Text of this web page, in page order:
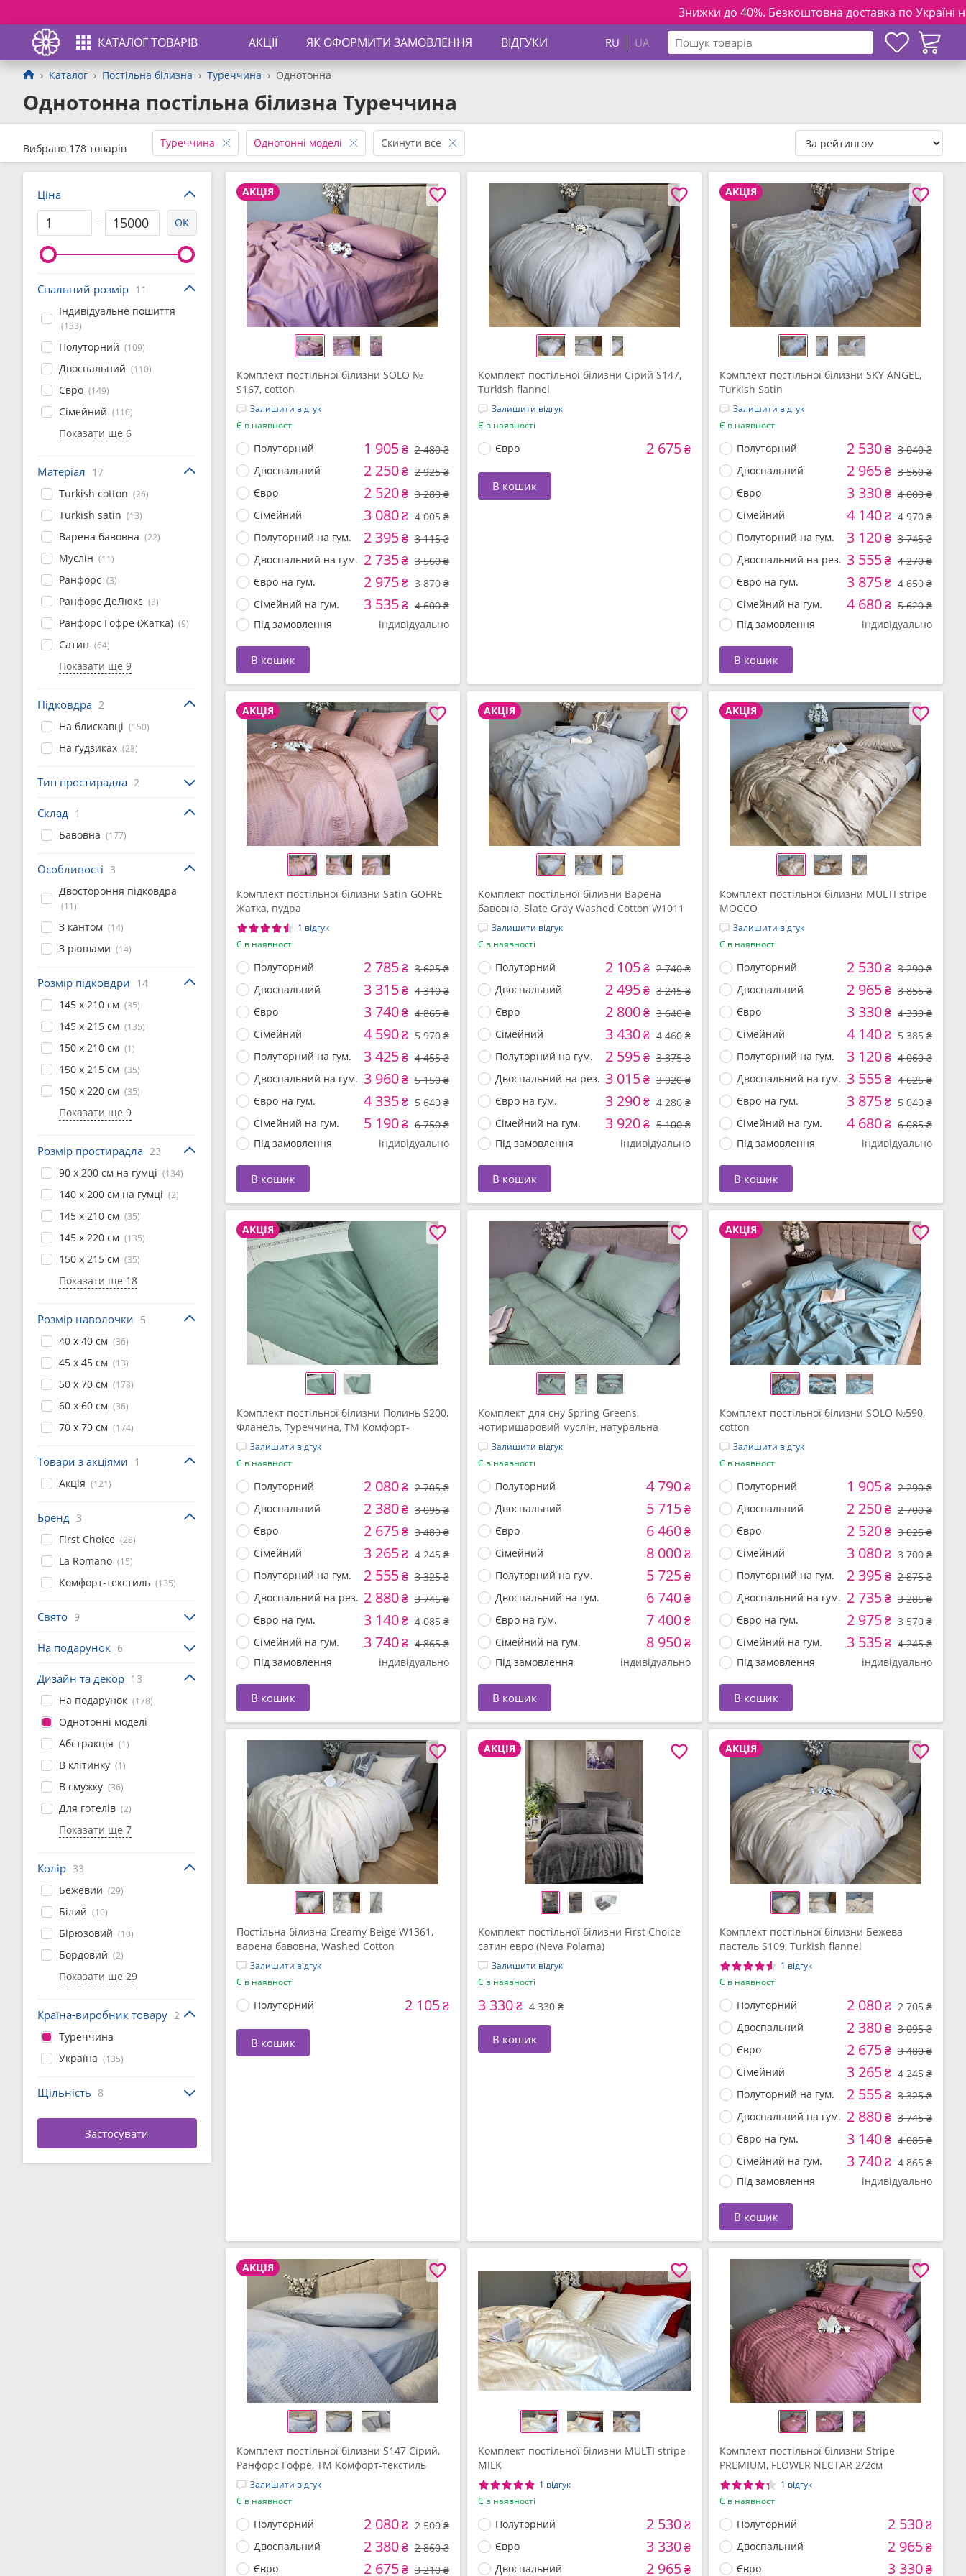
Знижки до 40%. Безкоштовна доставка по Україні на замовлення
КАТАЛОГ ТОВАРІВ
АКЦІЇ ЯК ОФОРМИТИ ЗАМОВЛЕННЯ ВІДГУКИ RU UA
Каталог Постільна білизна Туреччина Однотонна
Однотонна постільна білизна Туреччина
Вибрано 178 товарів Туреччина Однотонні моделі Скинути все
АКЦІЯ
Комплект постільної білизни SOLO №
S167, cotton
Залишити відгук
Є в наявності
Полуторний 1 905₴ 2 480 ₴
Двоспальний
2 250₴ 2 925 ₴
Євро
2 520₴ 3 280 ₴
Сімейний
3 080₴ 4 005 ₴
Полуторний на гум.
2 395₴ 3 115 ₴
Двоспальний на гум. 2 735₴ 3 560 ₴
Євро на гум.
2 975₴ 3 870 ₴
Сімейний на гум.
3 535₴ 4 600 ₴
Під замовлення
індивідуально
В кошик
Комплект постільної білизни Сірий S147,
Turkish flannel
Залишити відгук
Є в наявності
Євро 2 675₴
В кошик
АКЦІЯ
Комплект постільної білизни SKY ANGEL,
Turkish Satin
Залишити відгук
Є в наявності
Полуторний 2 530₴ 3 040 ₴
Двоспальний
2 965₴ 3 560 ₴
Євро
3 330₴ 4 000 ₴
Сімейний
4 140₴ 4 970 ₴
Полуторний на гум.
3 120₴ 3 745 ₴
Двоспальний на рез. 3 555₴ 4 270 ₴
Євро на гум.
3 875₴ 4 650 ₴
Сімейний на гум.
4 680₴ 5 620 ₴
Під замовлення
індивідуально
В кошик
АКЦІЯ
Комплект постільної білизни Satin GOFRE
Жатка, пудра
1 відгук
Є в наявності
Полуторний 2 785₴ 3 625 ₴
Двоспальний
3 315₴ 4 310 ₴
Євро
3 740₴ 4 865 ₴
Сімейний
4 590₴ 5 970 ₴
Полуторний на гум.
3 425₴ 4 455 ₴
Двоспальний на гум. 3 960₴ 5 150 ₴
Євро на гум.
4 335₴ 5 640 ₴
Сімейний на гум.
5 190₴ 6 750 ₴
Під замовлення
індивідуально
В кошик
АКЦІЯ
Комплект постільної білизни Варена
бавовна, Slate Gray Washed Cotton W1011
Залишити відгук
Є в наявності
Полуторний 2 105₴ 2 740 ₴
Двоспальний
2 495₴ 3 245 ₴
Євро
2 800₴ 3 640 ₴
Сімейний
3 430₴ 4 460 ₴
Полуторний на гум.
2 595₴ 3 375 ₴
Двоспальний на рез. 3 015₴ 3 920 ₴
Євро на гум.
3 290₴ 4 280 ₴
Сімейний на гум.
3 920₴ 5 100 ₴
Під замовлення
індивідуально
В кошик
АКЦІЯ
Комплект постільної білизни MULTI stripe
MOCCO
Залишити відгук
Є в наявності
Полуторний 2 530₴ 3 290 ₴
Двоспальний
2 965₴ 3 855 ₴
Євро
3 330₴ 4 330 ₴
Сімейний
4 140₴ 5 385 ₴
Полуторний на гум.
3 120₴ 4 060 ₴
Двоспальний на гум. 3 555₴ 4 625 ₴
Євро на гум.
3 875₴ 5 040 ₴
Сімейний на гум.
4 680₴ 6 085 ₴
Під замовлення
індивідуально
В кошик
АКЦІЯ
Комплект постільної білизни Полинь S200,
Фланель, Туреччина, ТМ Комфорт-
текстиль
Залишити відгук
Є в наявності
Полуторний 2 080₴ 2 705 ₴
Двоспальний
2 380₴ 3 095 ₴
Євро
2 675₴ 3 480 ₴
Сімейний
3 265₴ 4 245 ₴
Полуторний на гум.
2 555₴ 3 325 ₴
Двоспальний на рез. 2 880₴ 3 745 ₴
Євро на гум.
3 140₴ 4 085 ₴
Сімейний на гум.
3 740₴ 4 865 ₴
Під замовлення
індивідуально
В кошик
Комплект для сну Spring Greens,
чотиришаровий муслін, натуральна
бавовна, ТМ Комфорт-текстиль
Залишити відгук
Є в наявності
Полуторний 4 790₴
Двоспальний 5 715₴
Євро 6 460₴
Сімейний 8 000₴
Полуторний на гум. 5 725₴
Двоспальний на гум. 6 740₴
Євро на гум. 7 400₴
Сімейний на гум. 8 950₴
Під замовлення індивідуально
В кошик
АКЦІЯ
Комплект постільної білизни SOLO №590,
cotton
Залишити відгук
Є в наявності
Полуторний 1 905₴ 2 290 ₴
Двоспальний
2 250₴ 2 700 ₴
Євро
2 520₴ 3 025 ₴
Сімейний
3 080₴ 3 700 ₴
Полуторний на гум.
2 395₴ 2 875 ₴
Двоспальний на гум. 2 735₴ 3 285 ₴
Євро на гум.
2 975₴ 3 570 ₴
Сімейний на гум.
3 535₴ 4 245 ₴
Під замовлення
індивідуально
В кошик
Постільна білизна Creamy Beige W1361,
варена бавовна, Washed Cotton
Залишити відгук
Є в наявності
Полуторний 2 105₴
В кошик
АКЦІЯ
Комплект постільної білизни First Choice
сатин евро (Neva Polama)
Залишити відгук
Є в наявності
3 330₴ 4 330 ₴
В кошик
АКЦІЯ
Комплект постільної білизни Бежева
пастель S109, Turkish flannel
1 відгук
Є в наявності
Полуторний 2 080₴ 2 705 ₴
Двоспальний
2 380₴ 3 095 ₴
Євро
2 675₴ 3 480 ₴
Сімейний
3 265₴ 4 245 ₴
Полуторний на гум.
2 555₴ 3 325 ₴
Двоспальний на гум. 2 880₴ 3 745 ₴
Євро на гум.
3 140₴ 4 085 ₴
Сімейний на гум.
3 740₴ 4 865 ₴
Під замовлення
індивідуально
В кошик
АКЦІЯ
Комплект постільної білизни S147 Сірий,
Ранфорс Гофре, ТМ Комфорт-текстиль
Залишити відгук
Є в наявності
Полуторний 2 080₴ 2 500 ₴
Двоспальний
2 380₴ 2 860 ₴
Євро
2 675₴ 3 210 ₴
Комплект постільної білизни MULTI stripe
MILK
1 відгук
Є в наявності
Полуторний 2 530₴
Євро 3 330₴
Двоспальний 2 965₴
Комплект постільної білизни Stripe
PREMIUM, FLOWER NECTAR 2/2см
1 відгук
Є в наявності
Полуторний 2 530₴
Двоспальний 2 965₴
Євро 3 330₴
Ціна
–
OK
Спальний розмір 11
Індивідуальне пошиття
(133)
Полуторний (109)
Двоспальний (110)
Євро (149)
Сімейний (110)
Показати ще 6
Матеріал 17
Turkish cotton (26)
Turkish satin (13)
Варена бавовна (22)
Муслін (11)
Ранфорс (3)
Ранфорс ДеЛюкс (3)
Ранфорс Гофре (Жатка) (9)
Сатин (64)
Показати ще 9
Підковдра 2
На блискавці (150)
На ґудзиках (28)
Тип простирадла 2
Склад 1
Бавовна (177)
Особливості 3
Двостороння підковдра
(11)
З кантом (14)
З рюшами (14)
Розмір підковдри 14
145 x 210 см (35)
145 x 215 см (135)
150 x 210 см (1)
150 x 215 см (35)
150 x 220 см (35)
Показати ще 9
Розмір простирадла 23
90 x 200 см на гумці (134)
140 x 200 см на гумці (2)
145 x 210 см (35)
145 x 220 см (135)
150 x 215 см (35)
Показати ще 18
Розмір наволочки 5
40 x 40 см (36)
45 x 45 см (13)
50 x 70 см (178)
60 x 60 см (36)
70 x 70 см (174)
Товари з акціями 1
Акція (121)
Бренд 3
First Choice (28)
La Romano (15)
Комфорт-текстиль (135)
Свято 9
На подарунок 6
Дизайн та декор 13
На подарунок (178)
Однотонні моделі
Абстракція (1)
В клітинку (1)
В смужку (36)
Для готелів (2)
Показати ще 7
Колір 33
Бежевий (29)
Білий (10)
Бірюзовий (10)
Бордовий (2)
Показати ще 29
Країна-виробник товару 2
Туреччина
Україна (135)
Щільність 8